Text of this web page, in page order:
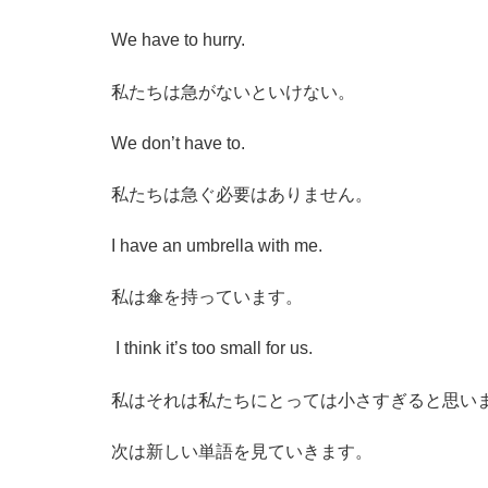
We have to hurry.
私たちは急がないといけない。
We don’t have to.
私たちは急ぐ必要はありません。
I have an umbrella with me.
私は傘を持っています。
I think it’s too small for us.
私はそれは私たちにとっては小さすぎると思い
次は新しい単語を見ていきます。